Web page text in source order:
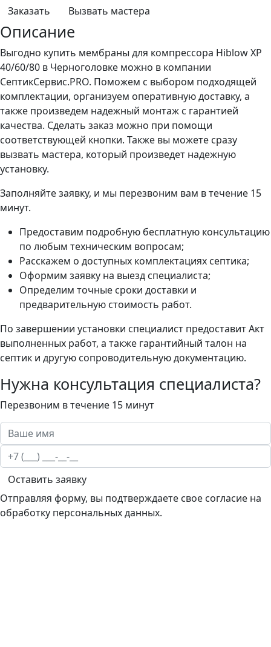
Заказать Вызвать мастера
Описание
Выгодно купить мембраны для компрессора Hiblow XP
40/60/80 в Черноголовке можно в компании
СептикСервис.PRO. Поможем с выбором подходящей
комплектации, организуем оперативную доставку, а
также произведем надежный монтаж с гарантией
качества. Сделать заказ можно при помощи
соответствующей кнопки. Также вы можете сразу
вызвать мастера, который произведет надежную
установку.
Заполняйте заявку, и мы перезвоним вам в течение 15
минут.
Предоставим подробную бесплатную консультацию
по любым техническим вопросам;
Расскажем о доступных комплектациях септика;
Оформим заявку на выезд специалиста;
Определим точные сроки доставки и
предварительную стоимость работ.
По завершении установки специалист предоставит Акт
выполненных работ, а также гарантийный талон на
септик и другую сопроводительную документацию.
Нужна консультация специалиста?
Перезвоним в течение 15 минут
Оставить заявку
Отправляя форму, вы подтверждаете свое согласие на
обработку персональных данных.